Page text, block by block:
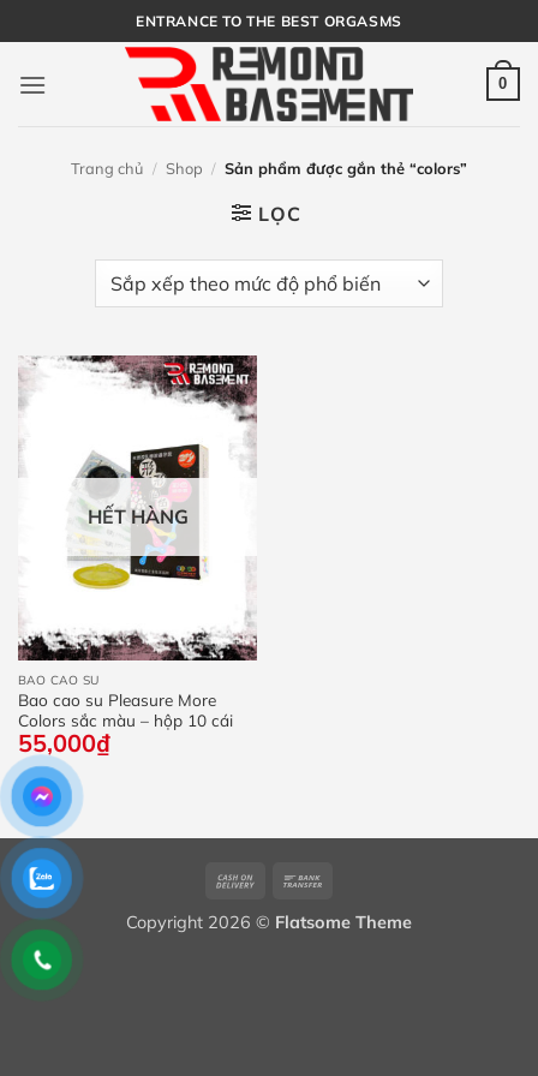
qua
nội
ENTRANCE TO THE BEST ORGASMS
0
Trang chủ / Shop / Sản phẩm được gắn thẻ “colors”
LỌC
HẾT HÀNG
BAO CAO SU
Bao cao su Pleasure More
Colors sắc màu – hộp 10 cái
55,000₫
Cash
Delivery
Copyright 2026 © Flatsome Theme